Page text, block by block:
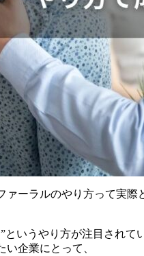
ーラルのやり方って実際
いうやり方が注目されて
企業にとって、